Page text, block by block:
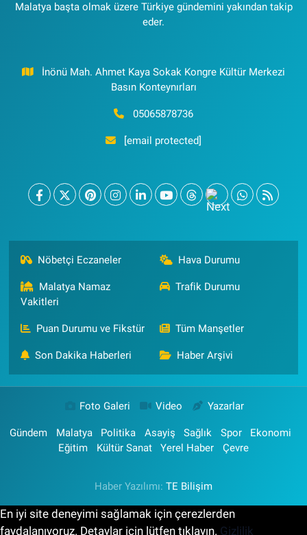
Malatya başta olmak üzere Türkiye gündemini yakından takip
eder.
İnönü Mah. Ahmet Kaya Sokak Kongre Kültür Merkezi
Basın Konteynırları
05065878736
[email protected]
Nöbetçi Eczaneler Hava Durumu
Malatya Namaz
Vakitleri
Trafik Durumu
Puan Durumu ve Fikstür Tüm Manşetler
Son Dakika Haberleri Haber Arşivi
Foto Galeri Video Yazarlar
Gündem Malatya Politika Asayiş Sağlık Spor
Ekonomi
Eğitim
Kültür Sanat Yerel Haber Çevre
Haber Yazılımı: TE Bilişim
En iyi site deneyimi sağlamak için çerezlerden
faydalanıyoruz. Detaylar için lütfen tıklayın. Gizlilik